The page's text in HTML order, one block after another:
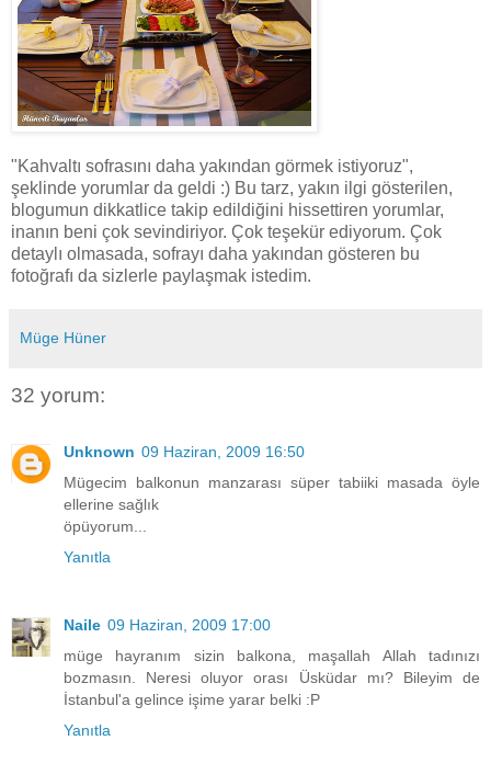
"Kahvaltı sofrasını daha yakından görmek istiyoruz",
şeklinde yorumlar da geldi :) Bu tarz, yakın ilgi gösterilen,
blogumun dikkatlice takip edildiğini hissettiren yorumlar,
inanın beni çok sevindiriyor. Çok teşekür ediyorum. Çok
detaylı olmasada, sofrayı daha yakından gösteren bu
fotoğrafı da sizlerle paylaşmak istedim.
Müge Hüner
32 yorum:
Unknown 09 Haziran, 2009 16:50
Mügecim balkonun manzarası süper tabiiki masada öyle
ellerine sağlık
öpüyorum...
Yanıtla
Naile 09 Haziran, 2009 17:00
müge hayranım sizin balkona, maşallah Allah tadınızı
bozmasın. Neresi oluyor orası Üsküdar mı? Bileyim de
İstanbul'a gelince işime yarar belki :P
Yanıtla